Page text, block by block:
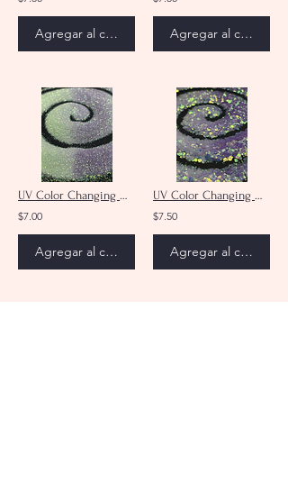
Agregar al carrito Agregar al carrito
UV Color Changing Green/Purple Ultra Fine Glitter
$7.00
Agregar al carrito
UV Color Changing White/Purple Chunky Mix Glitter
$7.50
Agregar al carrito